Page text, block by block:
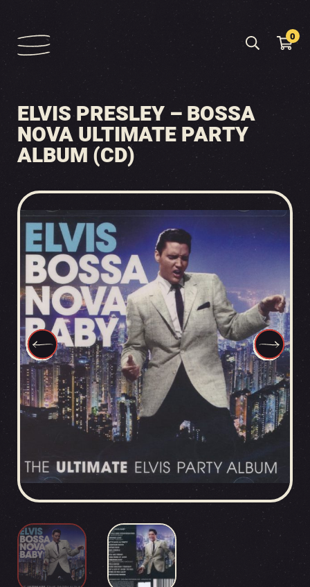
0
ELVIS PRESLEY – BOSSA
NOVA ULTIMATE PARTY
ALBUM (CD)